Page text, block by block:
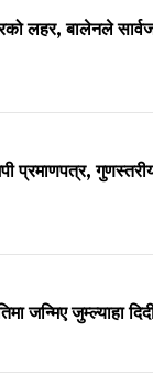
लहर, बालेनले
प्रमाणपत्र,
जन्मिए जुम्ल्याहा